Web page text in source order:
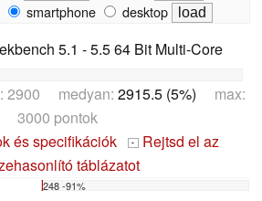
smartphone desktop
5.1 - 5.5 64 Bit Multi-Core
2900 medyan: 2915.5 (5%) max:
3000 pontok
és specifikációk - Rejtsd el az
táblázatot
248 -91%